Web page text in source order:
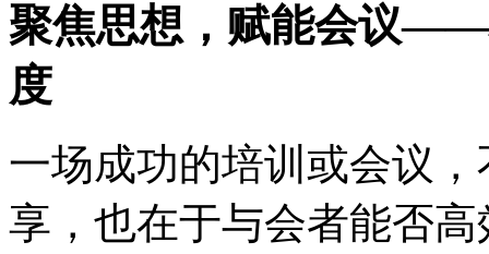
聚焦思想，赋能会议——
度
一场成功的培训或会议
享，也在于与会者能否